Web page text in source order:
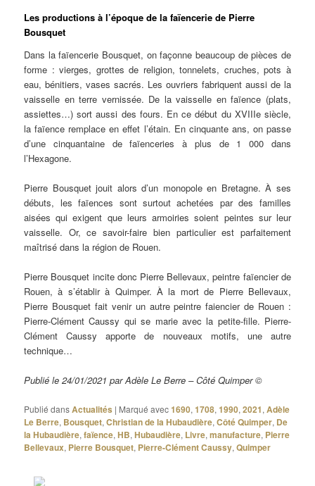
Les productions à l’époque de la faïencerie de Pierre
Bousquet
Dans la faïencerie Bousquet, on façonne beaucoup de pièces de
forme : vierges, grottes de religion, tonnelets, cruches, pots à
eau, bénitiers, vases sacrés. Les ouvriers fabriquent aussi de la
vaisselle en terre vernissée. De la vaisselle en faïence (plats,
assiettes…) sort aussi des fours. En ce début du XVIIIe siècle,
la faïence remplace en effet l’étain. En cinquante ans, on passe
d’une cinquantaine de faïenceries à plus de 1 000 dans
l’Hexagone.
Pierre Bousquet jouit alors d’un monopole en Bretagne. À ses
débuts, les faïences sont surtout achetées par des familles
aisées qui exigent que leurs armoiries soient peintes sur leur
vaisselle. Or, ce savoir-faire bien particulier est parfaitement
maîtrisé dans la région de Rouen.
Pierre Bousquet incite donc Pierre Bellevaux, peintre faïencier de
Rouen, à s’établir à Quimper. À la mort de Pierre Bellevaux,
Pierre Bousquet fait venir un autre peintre faiencier de Rouen :
Pierre-Clément Caussy qui se marie avec la petite-fille. Pierre-
Clément Caussy apporte de nouveaux motifs, une autre
technique…
Publié le 24/01/2021 par Adèle Le Berre – Côté Quimper ©
Publié dansActualités | Marqué avec1690,1708,1990,2021,Adèle
Le Berre, Bousquet,Christian de la Hubaudière,Côté Quimper, De
la Hubaudière,faïence,HB,Hubaudière, Livre,manufacture, Pierre
Bellevaux, Pierre Bousquet, Pierre-Clément Caussy,Quimper